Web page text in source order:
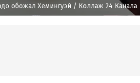
обожал Хемингуэй / Коллаж 24 Канала